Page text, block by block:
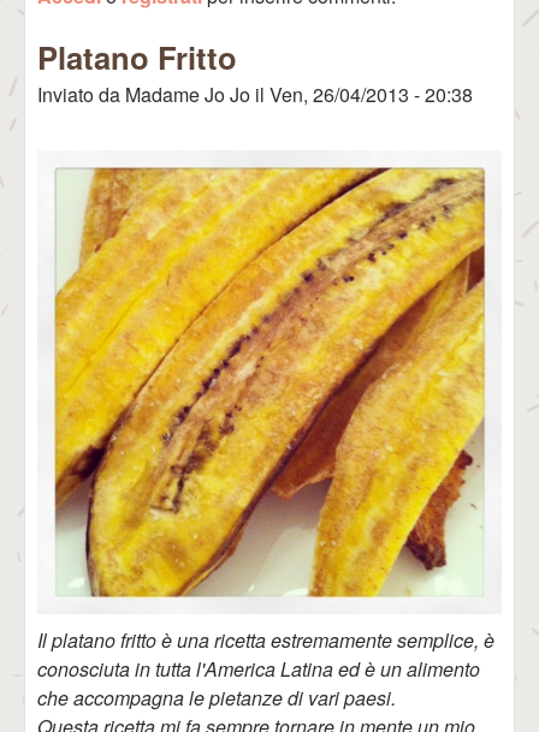
Platano Fritto
Inviato da Madame Jo Jo il Ven, 26/04/2013 - 20:38
Il platano fritto è una ricetta estremamente semplice, è
conosciuta in tutta l'America Latina ed è un alimento
che accompagna le pietanze di vari paesi.
Questa ricetta mi fa sempre tornare in mente un mio